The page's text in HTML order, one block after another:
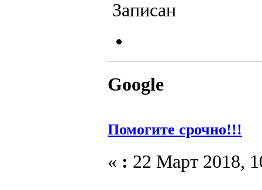
Записан
Google
Помогите срочно!!!
« : 22 Март 2018,